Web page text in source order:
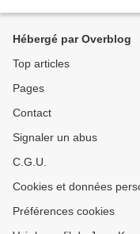
Hébergé par Overblog
Top articles
Pages
Contact
Signaler un abus
C.G.U.
Cookies et données
Préférences cookies